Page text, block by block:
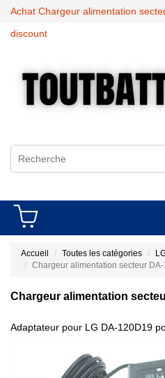
Achat Chargeur alimentation
discount
Accueil Toutes les catégories
Chargeur alimentation secteur
Chargeur alimentation
Adaptateur pour LG DA-120D19
~50/60HZ 1.8-0.7A DA-120D19